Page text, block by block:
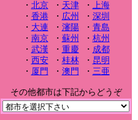
・ 北京・ 天津・ 上海
・ 香港・ 広州 ・ 深圳
・ 大連 ・ 瀋陽・ 青島
・ 南京・ 蘇州 ・ 杭州
・ 武漢 ・ 重慶 ・ 成都
・ 西安・ 桂林・ 昆明
・ 厦門 ・ 澳門 ・ 三亜
その他都市は下記からどうぞ